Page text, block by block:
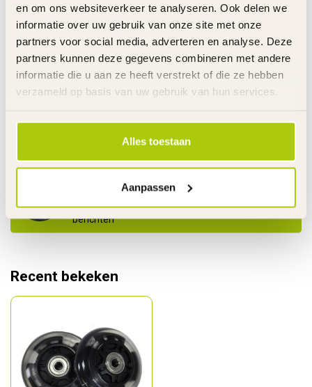
en om ons websiteverkeer te analyseren. Ook delen we
informatie over uw gebruik van onze site met onze
partners voor social media, adverteren en analyse. Deze
partners kunnen deze gegevens combineren met andere
informatie die u aan ze heeft verstrekt of die ze hebben
verzameld op basis van uw gebruik van hun services.
Alles toestaan
Aanpassen
RAZOR RIJDEND SPEELGOED
Razor Compleet Achterwiel
Riprider Lightshow -
W20036515048
Op voorraad
€29,95
€19,95
RAZOR RIJDEND SPEELGOED
Razor Crazy Cart XL Motor
Ma. t/m Vr. 08.00u-17.30u - Za. 09.00u-12.00u - T
0485 520524 - Whatsapp 06 22295553 - Alleen
berichten
Recent bekeken